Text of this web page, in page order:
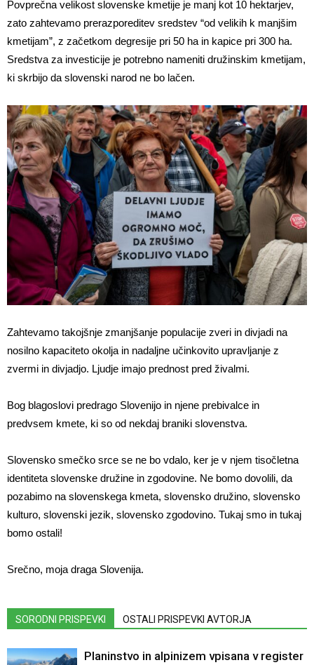
Povprečna velikost slovenske kmetije je manj kot 10 hektarjev,
zato zahtevamo prerazporeditev sredstev “od velikih k manjšim
kmetijam”, z začetkom degresije pri 50 ha in kapice pri 300 ha.
Sredstva za investicije je potrebno nameniti družinskim kmetijam,
ki skrbijo da slovenski narod ne bo lačen.
Zahtevamo takojšnje zmanjšanje populacije zveri in divjadi na
nosilno kapaciteto okolja in nadaljne učinkovito upravljanje z
zvermi in divjadjo. Ljudje imajo prednost pred živalmi.
Bog blagoslovi predrago Slovenijo in njene prebivalce in
predvsem kmete, ki so od nekdaj braniki slovenstva.
Slovensko smečko srce se ne bo vdalo, ker je v njem tisočletna
identiteta slovenske družine in zgodovine. Ne bomo dovolili, da
pozabimo na slovenskega kmeta, slovensko družino, slovensko
kulturo, slovenski jezik, slovensko zgodovino. Tukaj smo in tukaj
bomo ostali!
Srečno, moja draga Slovenija.
SORODNI PRISPEVKI OSTALI PRISPEVKI AVTORJA
Planinstvo in alpinizem vpisana v register